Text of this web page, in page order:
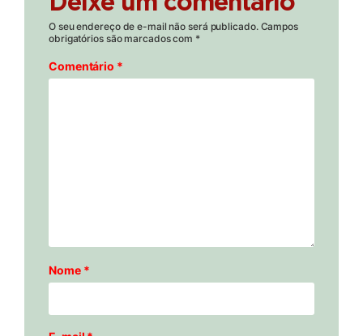
O seu endereço de e-mail não será publicado. Campos
obrigatórios são marcados com *
Comentário *
Nome *